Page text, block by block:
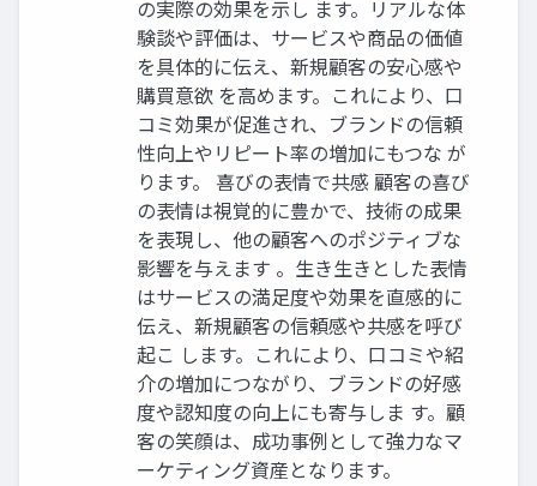
の実際の効果を示し ます。リアルな体
験談や評価は、サービスや商品の価値
を具体的に伝え、新規顧客の安心感や
購買意欲 を高めます。これにより、口
コミ効果が促進され、ブランドの信頼
性向上やリピート率の増加にもつな が
ります。 喜びの表情で共感 顧客の喜び
の表情は視覚的に豊かで、技術の成果
を表現し、他の顧客へのポジティブな
影響を与えます 。生き生きとした表情
はサービスの満足度や効果を直感的に
伝え、新規顧客の信頼感や共感を呼び
起こ します。これにより、口コミや紹
介の増加につながり、ブランドの好感
度や認知度の向上にも寄与しま す。顧
客の笑顔は、成功事例として強力なマ
ーケティング資産となります。